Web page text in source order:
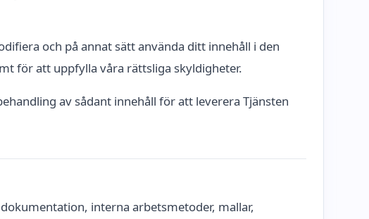
och på annat sätt använda ditt innehåll i den
för att uppfylla våra rättsliga skyldigheter.
av sådant innehåll för att leverera Tjänsten
interna arbetsmetoder, mallar,